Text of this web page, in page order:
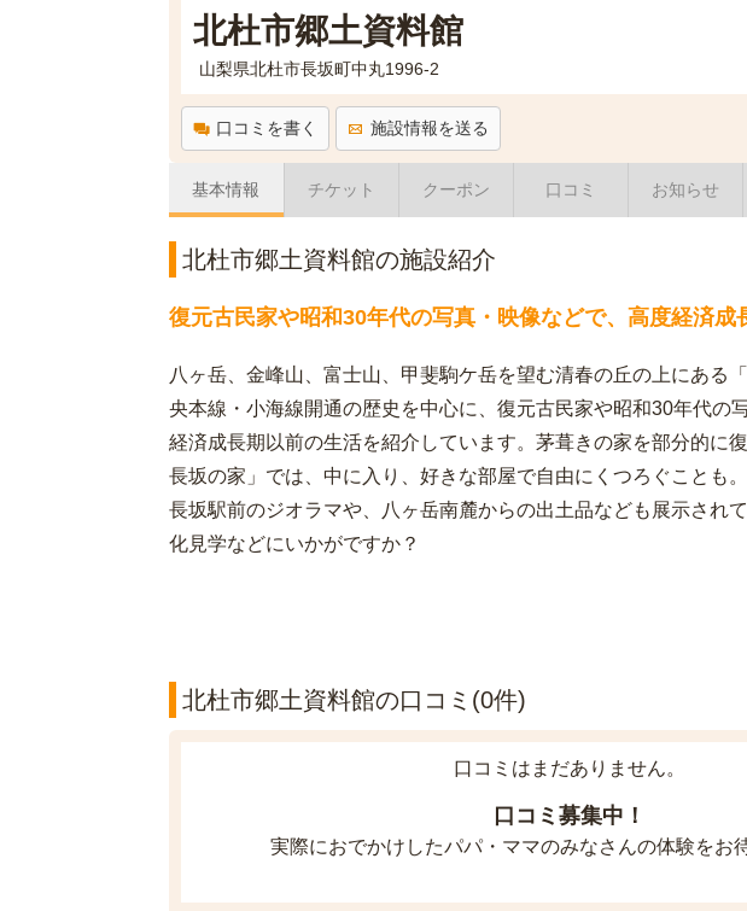
北杜市郷土資料館
山梨県北杜市長坂町中丸1996-2
口コミを書く 施設情報を送る
基本情報 チケット クーポン 口コミ お知らせ
北杜市郷土資料館の施設紹介
復元古民家や昭和30年代の写真・映像などで、高度経済成
八ヶ岳、金峰山、富士山、甲斐駒ケ岳を望む清春の丘の上にある
央本線・小海線開通の歴史を中心に、復元古民家や昭和30年代の
経済成長期以前の生活を紹介しています。茅葺きの家を部分的に
長坂の家」では、中に入り、好きな部屋で自由にくつろぐことも
長坂駅前のジオラマや、八ヶ岳南麓からの出土品なども展示され
化見学などにいかがですか？
北杜市郷土資料館の口コミ(0件)
口コミはまだありません。
口コミ募集中！
実際におでかけしたパパ・ママのみなさんの体験をお